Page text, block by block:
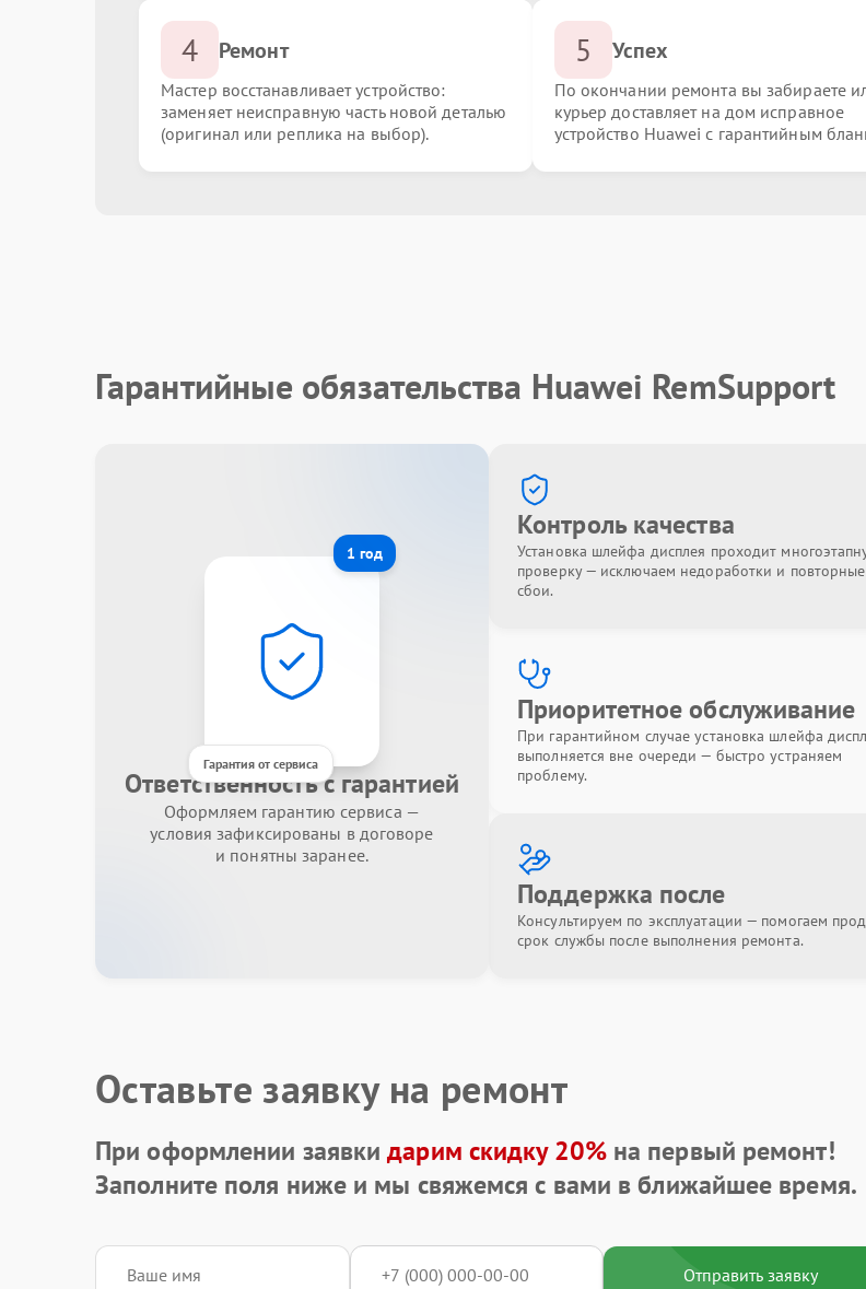
4 Ремонт
Мастер восстанавливает устройство:
заменяет неисправную часть новой деталью
(оригинал или реплика на выбор).
5 Успех
По окончании ремонта вы забираете
курьер доставляет на дом исправное
устройство Huawei с гарантийным
Гарантийные обязательства Huawei RemSupport
1 год
Гарантия от сервиса
Ответственность с гарантией
Оформляем гарантию сервиса —
условия зафиксированы в договоре
и понятны заранее.
Контроль качества
Установка шлейфа дисплея проходит
проверку — исключаем недоработки и повторные
сбои.
Приоритетное обслуживание
При гарантийном случае установка шлейфа
выполняется вне очереди — быстро устраняем
проблему.
Поддержка после
Консультируем по эксплуатации — помогаем
срок службы после выполнения ремонта.
Оставьте заявку на ремонт
При оформлении заявкидарим скидку 20%на первый ремонт!
Заполните поля ниже и мы свяжемся с вами в ближайшее время.
Отправить заявку